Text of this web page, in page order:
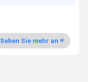
Sehen Sie mehr an